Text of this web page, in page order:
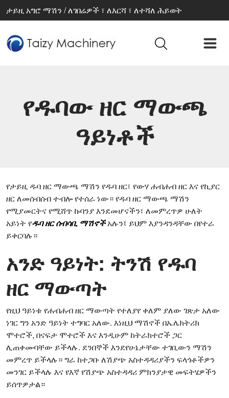
ታይዚ አግሮ ማሽን / ለገበሬዎች ፣ ለእርሻ ፣ ለተሻለ ሕይወት
የዱባው ዘር ማውጫ
ዓይነቶች
የታይዚ ዱባ ዘር ማውጫ ማሽን የዱባ ዘር፣ የውሃ ሐብሐብ ዘር እና የኪያር
ዘር ለመሰብሰብ ተብሎ የተሰራ ነው። የዱባ ዘር ማውጫ ማሽን
የሚያመርትና የሚሸጥ ኩባንያ እንደመሆናችን፣ ለመምረጥዎ ሁለት
አይነት የዱባ ዘር ሰብሳቢ ማሽኖችአሉን፤ ይህም እያንዳንዳቸው በየተራ
ይቀርባሉ።
አንድ ዓይነት: ትንሽ የዱባ
ዘር ማውጣት
የዚህ ዓይነቱ የሐብሐብ ዘር ማውጣት የተለያየ ቀለም ያለው ገጽታ አለው
ነገር ግን አንድ ዓይነት ተግባር አለው. እነዚህ ማሽኖች በኤሌክትሪክ
ሞተሮች, በናፍታ ሞተሮች እና እንዲሁም ከትራክተሮች ጋር
ሊጠቀሙባቸው ይችላሉ. ደንበኞች እንደየሁኔታቸው ተገቢውን ማሽን
መምረጥ ይችላሉ። ግራ ከተጋቡ ለሽያጭ አስተዳዳሪያችን ፍላጎቶችዎን
መንገር ይችላሉ እና የእኛ የሽያጭ አስተዳዳሪ ምክንያታዊ መፍትሄዎችን
ይሰጥዎታል።